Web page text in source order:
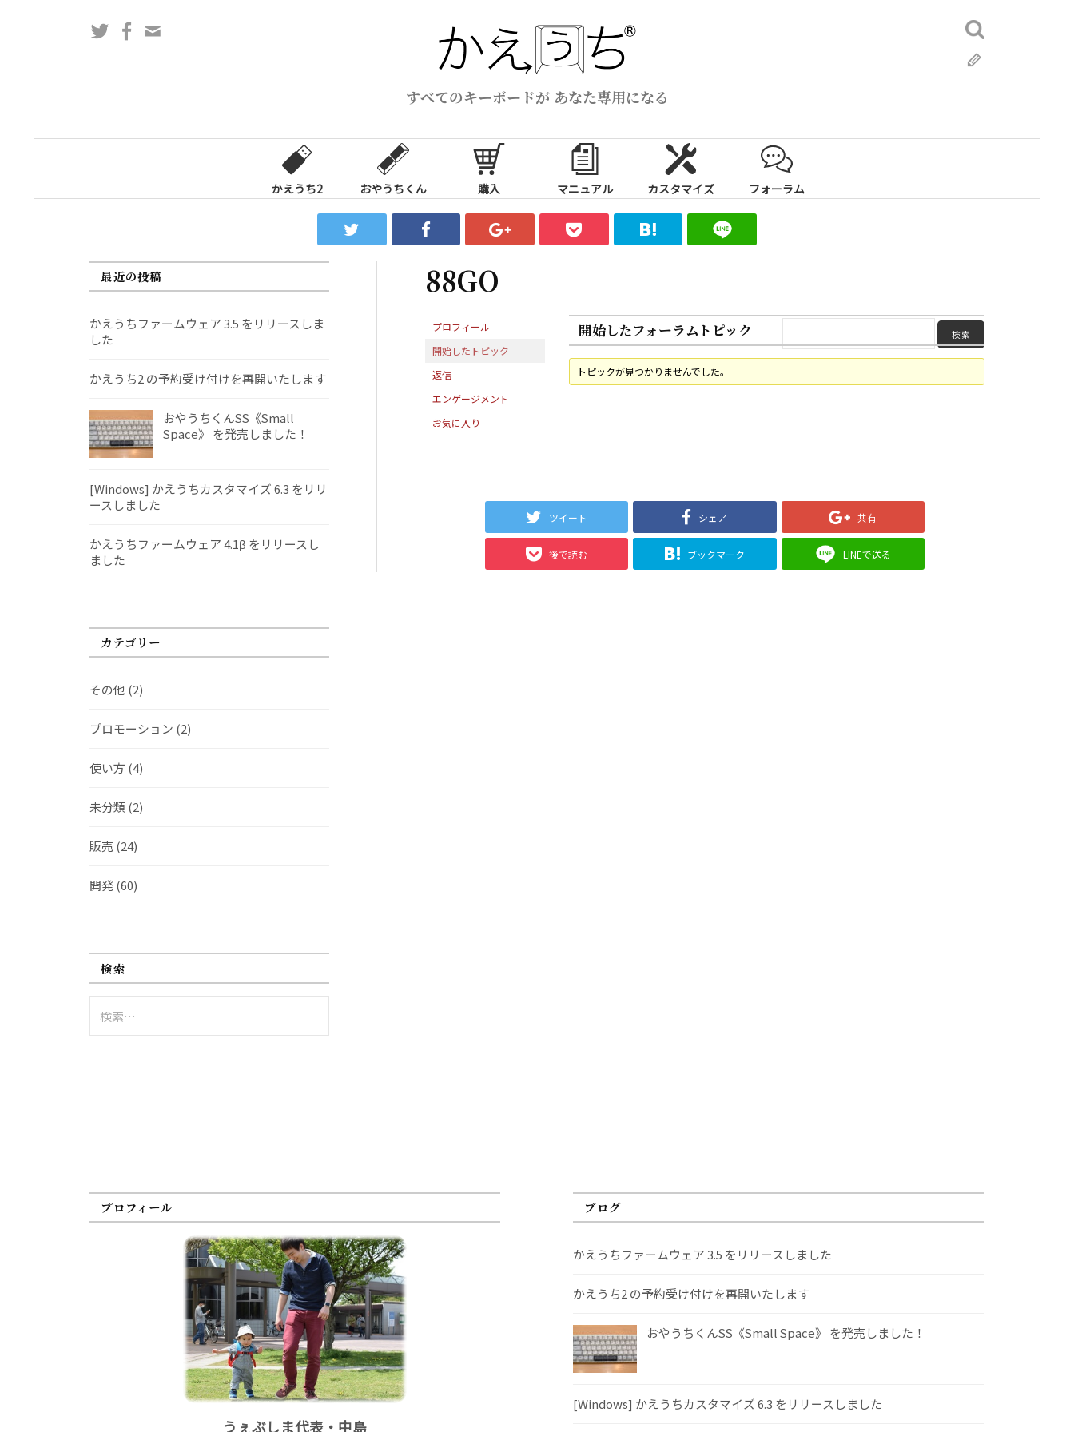
ス
すべてのキーボードが あなた専用になる
TwitterFacebook
検
索:
かえうち2 おやうちくん 購入 マニュアル カスタマイズ フォーラム
88GO
プロフィール
開始したトピック
返信
エンゲージメント
お気に入り
開始したフォーラムトピック
トピックが見つかりませんでした。
ツイート シェア 共有
後で読む ブックマーク LINEで送る
最近の投稿
かえうちファームウェア 3.5 をリリースしま
した
かえうち2 の予約受け付けを再開いたします
おやうちくんSS《Small
Space》 を発売しました！
[Windows] かえうちカスタマイズ 6.3 をリリ
ースしました
かえうちファームウェア 4.1β をリリースし
ました
カテゴリー
その他 (2)
プロモーション (2)
使い方 (4)
未分類 (2)
販売 (24)
開発(60)
検索
索:
プロフィール
うぇぶしま代表・中島
ブログ
かえうちファームウェア 3.5 をリリースしました
かえうち2 の予約受け付けを再開いたします
おやうちくんSS《Small Space》 を発売しました！
[Windows] かえうちカスタマイズ 6.3 をリリースしました